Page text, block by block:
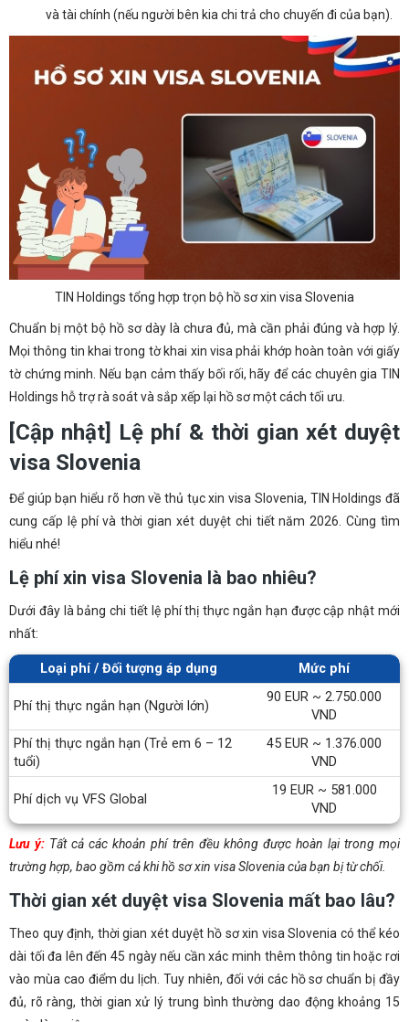
và tài chính (nếu người bên kia chi trả cho chuyến đi của bạn).
TIN Holdings tổng hợp trọn bộ hồ sơ xin visa Slovenia
Chuẩn bị một bộ hồ sơ dày là chưa đủ, mà cần phải đúng và hợp lý.
Mọi thông tin khai trong tờ khai xin visa phải khớp hoàn toàn với giấy
tờ chứng minh. Nếu bạn cảm thấy bối rối, hãy để các chuyên gia TIN
Holdings hỗ trợ rà soát và sắp xếp lại hồ sơ một cách tối ưu.
[Cập nhật] Lệ phí & thời gian xét duyệt
visa Slovenia
Để giúp bạn hiểu rõ hơn về thủ tục xin visa Slovenia, TIN Holdings đã
cung cấp lệ phí và thời gian xét duyệt chi tiết năm 2026. Cùng tìm
hiểu nhé!
Lệ phí xin visa Slovenia là bao nhiêu?
Dưới đây là bảng chi tiết lệ phí thị thực ngắn hạn được cập nhật mới
nhất:
Loại phí / Đối tượng áp dụng Mức phí
Phí thị thực ngắn hạn (Người lớn)
90 EUR ~ 2.750.000
VND
Phí thị thực ngắn hạn (Trẻ em 6 – 12
tuổi)
45 EUR ~ 1.376.000
VND
Phí dịch vụ VFS Global
19 EUR ~ 581.000
VND
Lưu ý: Tất cả các khoản phí trên đều không được hoàn lại trong mọi
trường hợp, bao gồm cả khi hồ sơ xin visa Slovenia của bạn bị từ chối.
Thời gian xét duyệt visa Slovenia mất bao lâu?
Theo quy định, thời gian xét duyệt hồ sơ xin visa Slovenia có thể kéo
dài tối đa lên đến 45 ngày nếu cần xác minh thêm thông tin hoặc rơi
vào mùa cao điểm du lịch. Tuy nhiên, đối với các hồ sơ chuẩn bị đầy
đủ, rõ ràng, thời gian xử lý trung bình thường dao động khoảng 15